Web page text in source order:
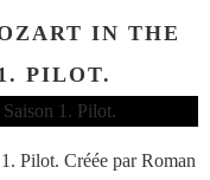
IN THE
PILOT.
Pilot. Créée par Roman